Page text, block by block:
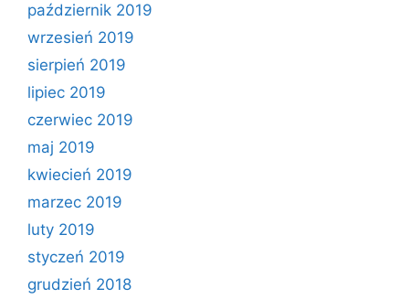
październik 2019
wrzesień 2019
sierpień 2019
lipiec 2019
czerwiec 2019
maj 2019
kwiecień 2019
marzec 2019
luty 2019
styczeń 2019
grudzień 2018